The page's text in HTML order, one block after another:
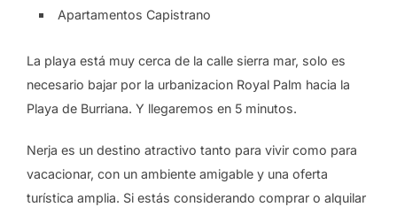
Apartamentos Capistrano
La playa está muy cerca de la calle sierra mar, solo es
necesario bajar por la urbanizacion Royal Palm hacia la
Playa de Burriana. Y llegaremos en 5 minutos.
Nerja es un destino atractivo tanto para vivir como para
vacacionar, con un ambiente amigable y una oferta
turística amplia. Si estás considerando comprar o alquilar